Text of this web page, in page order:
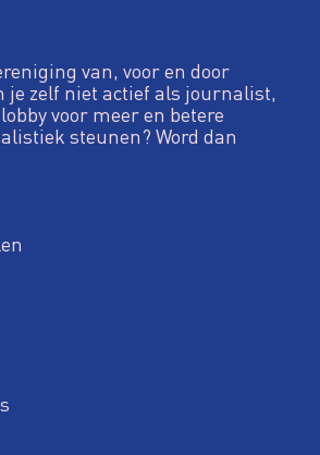
van, voor en door
je zelf niet actief als journalist,
voor meer en betere
steunen? Word dan